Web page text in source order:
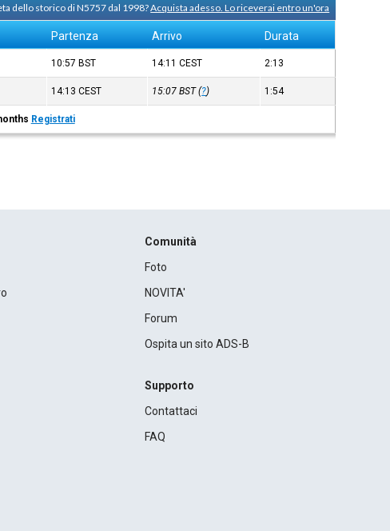
dello storico di N5757 dal 1998?Acquista adesso. Lo riceverai entro un'ora
Partenza Arrivo Durata
10:57 BST 14:11CEST 2:13
14:13CEST 15:07BST(?) 1:54
Registrati
Comunità
Foto
NOVITA'
Forum
Ospita un sito ADS-B
Supporto
Contattaci
FAQ